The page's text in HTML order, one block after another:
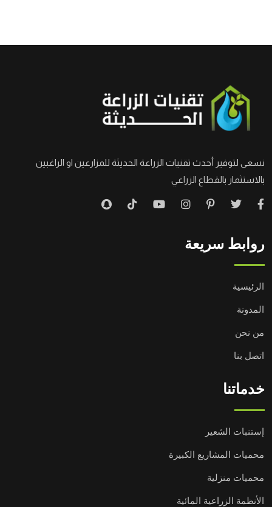
نسعى لتوفير أحدث تقنيات الزراعة الحديثة للمزارعين او الراغبين
بالاستثمار بالقطاع الزراعي
روابط سريعة
الرئيسية
المدونة
من نحن
اتصل بنا
خدماتنا
إستنبات الشعير
محميات المشاريع الكبيرة
محميات منزلية
الأنظمة الزراعية المائية